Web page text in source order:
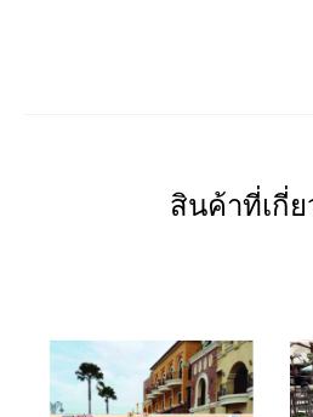
สินค้าที่เกี่ย